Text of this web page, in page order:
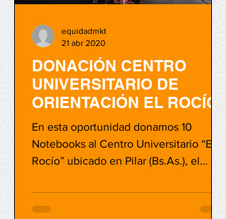
DONACIÓN CENTRO
UNIVERSITARIO DE
ORIENTACIÓN EL ROCÍO
En esta oportunidad donamos 10
Notebooks al Centro Universitario “El
Rocío” ubicado en Pilar (Bs.As.), el
equidadmkt
21 abr 2020